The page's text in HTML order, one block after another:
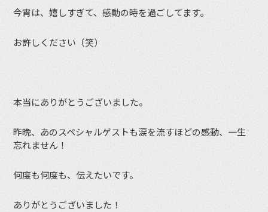
今宵は、嬉しすぎて、感動の時を過ごしてます。
お許しください（笑）
本当にありがとうございました。
昨晩、あのスペシャルゲストも涙を流すほどの感動、一生
忘れません！
何度も何度も、伝えたいです。
ありがとうございました！